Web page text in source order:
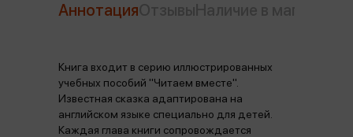
Аннотация
Книга входит в серию иллюстрированных
учебных пособий "Читаем вместе".
Известная сказка адаптирована на
английском языке специально для детей.
Каждая глава книги сопровождается